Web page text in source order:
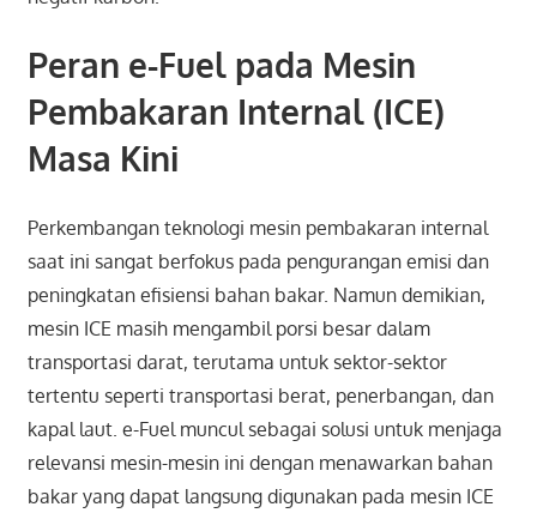
Peran e-Fuel pada Mesin
Pembakaran Internal (ICE)
Masa Kini
Perkembangan teknologi mesin pembakaran internal
saat ini sangat berfokus pada pengurangan emisi dan
peningkatan efisiensi bahan bakar. Namun demikian,
mesin ICE masih mengambil porsi besar dalam
transportasi darat, terutama untuk sektor-sektor
tertentu seperti transportasi berat, penerbangan, dan
kapal laut. e-Fuel muncul sebagai solusi untuk menjaga
relevansi mesin-mesin ini dengan menawarkan bahan
bakar yang dapat langsung digunakan pada mesin ICE